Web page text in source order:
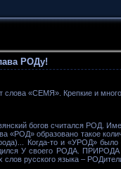
РОДу!
слова «СЕМЯ». Крепкие и
богов считался РОД.
«РОД» образовано такое
Когда-то и «УРОД» было
У своего РОДА.
слов русского языка –